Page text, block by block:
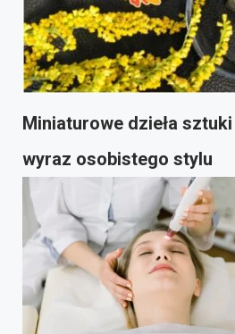
Miniaturowe dzieła
wyraz osobistego stylu